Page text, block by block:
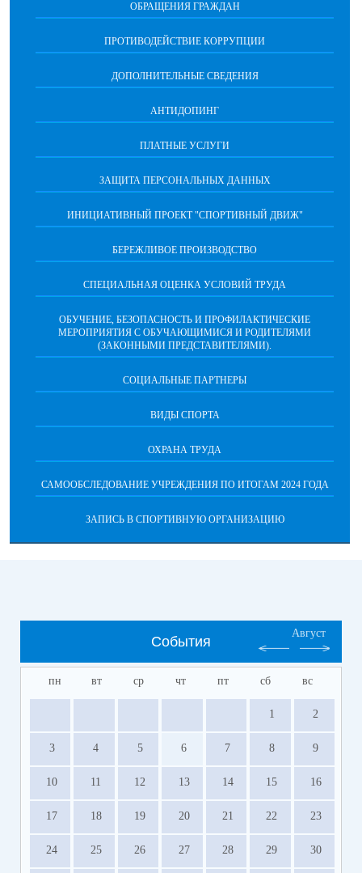
ОБРАЩЕНИЯ ГРАЖДАН
ПРОТИВОДЕЙСТВИЕ КОРРУПЦИИ
ДОПОЛНИТЕЛЬНЫЕ СВЕДЕНИЯ
АНТИДОПИНГ
ПЛАТНЫЕ УСЛУГИ
ЗАЩИТА ПЕРСОНАЛЬНЫХ ДАННЫХ
ИНИЦИАТИВНЫЙ ПРОЕКТ "СПОРТИВНЫЙ ДВИЖ"
БЕРЕЖЛИВОЕ ПРОИЗВОДСТВО
СПЕЦИАЛЬНАЯ ОЦЕНКА УСЛОВИЙ ТРУДА
ОБУЧЕНИЕ, БЕЗОПАСНОСТЬ И ПРОФИЛАКТИЧЕСКИЕ
МЕРОПРИЯТИЯ С ОБУЧАЮЩИМИСЯ И РОДИТЕЛЯМИ
(ЗАКОННЫМИ ПРЕДСТАВИТЕЛЯМИ).
СОЦИАЛЬНЫЕ ПАРТНЕРЫ
ВИДЫ СПОРТА
ОХРАНА ТРУДА
САМООБСЛЕДОВАНИЕ УЧРЕЖДЕНИЯ ПО ИТОГАМ 2024 ГОДА
ЗАПИСЬ В СПОРТИВНУЮ ОРГАНИЗАЦИЮ
События
Август
пн вт ср чт пт сб вс
1 2
3 4 5 6 7 8 9
10 11 12 13 14 15 16
17 18 19 20 21 22 23
24 25 26 27 28 29 30